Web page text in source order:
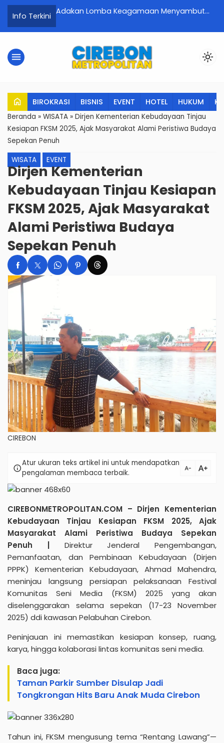
Info Terkini
Sukses Adakan Lomba Keagamaan Menyambut
menu light_mode
home BIROKRASI BISNIS EVENT HOTEL HUKUM
Beranda » WISATA » Dirjen Kementerian Kebudayaan Tinjau
Kesiapan FKSM 2025, Ajak Masyarakat Alami Peristiwa Budaya
Sepekan Penuh
WISATA
EVENT
Dirjen Kementerian
Kebudayaan Tinjau Kesiapan
FKSM 2025, Ajak Masyarakat
Alami Peristiwa Budaya
Sepekan Penuh
CIREBON
infoAtur ukuran teks artikel ini untuk mendapatkan
pengalaman membaca terbaik.
text_decrease text_increase
CIREBONMETROPOLITAN.COM – Dirjen Kementerian
Kebudayaan Tinjau Kesiapan FKSM 2025, Ajak
Masyarakat Alami Peristiwa Budaya Sepekan
Penuh | Direktur Jenderal Pengembangan,
Pemanfaatan, dan Pembinaan Kebudayaan (Dirjen
PPPK) Kementerian Kebudayaan, Ahmad Mahendra,
meninjau langsung persiapan pelaksanaan Festival
Komunitas Seni Media (FKSM) 2025 yang akan
diselenggarakan selama sepekan (17-23 November
2025) ddi kawasan Pelabuhan Cirebon.
Peninjauan ini memastikan kesiapan konsep, ruang,
karya, hingga kolaborasi lintas komunitas seni media.
Baca juga:
Taman Parkir Sumber Disulap Jadi
Tongkrongan Hits Baru Anak Muda Cirebon
Tahun ini, FKSM mengusung tema “Rentang Lawang”—